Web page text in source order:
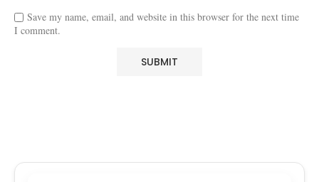
Save my name, email, and website in this browser for the next time
I comment.